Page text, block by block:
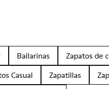
Bailarinas Zapatos de
Casual Zapatillas